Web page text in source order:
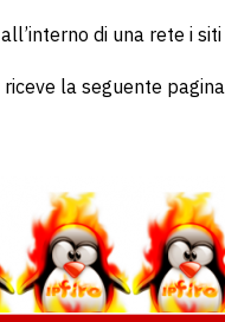
di una rete i
la seguente